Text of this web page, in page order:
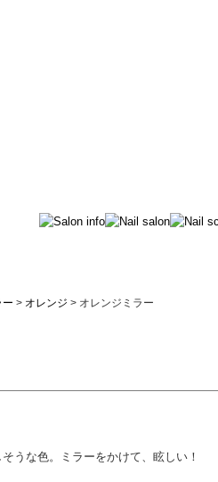
ー > オレンジ > オレンジミラー
うな色。ミラーをかけて、眩しい！